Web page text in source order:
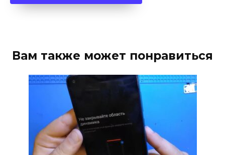
Вам также может понравиться